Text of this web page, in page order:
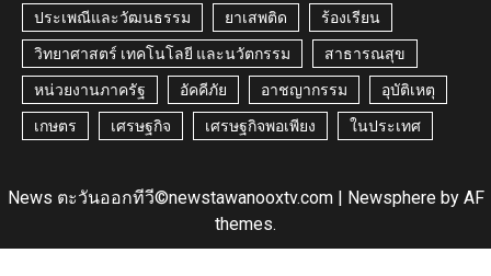
ประเพณีและวัฒนธรรม ยาเสพติด ร้องเรียน
วิทยาศาสตร์ เทคโนโลยี และนวัตกรรม สาธารณสุข
หน่วยงานภาครัฐ อัคคีภัย อาชญากรรม อุบัติเหตุ
เกษตร เศรษฐกิจ เศรษฐกิจพอเพียง ในประเทศ
News ตะวันออกทีวี©newstawanooxtv.com | Newsphereby AF
themes.